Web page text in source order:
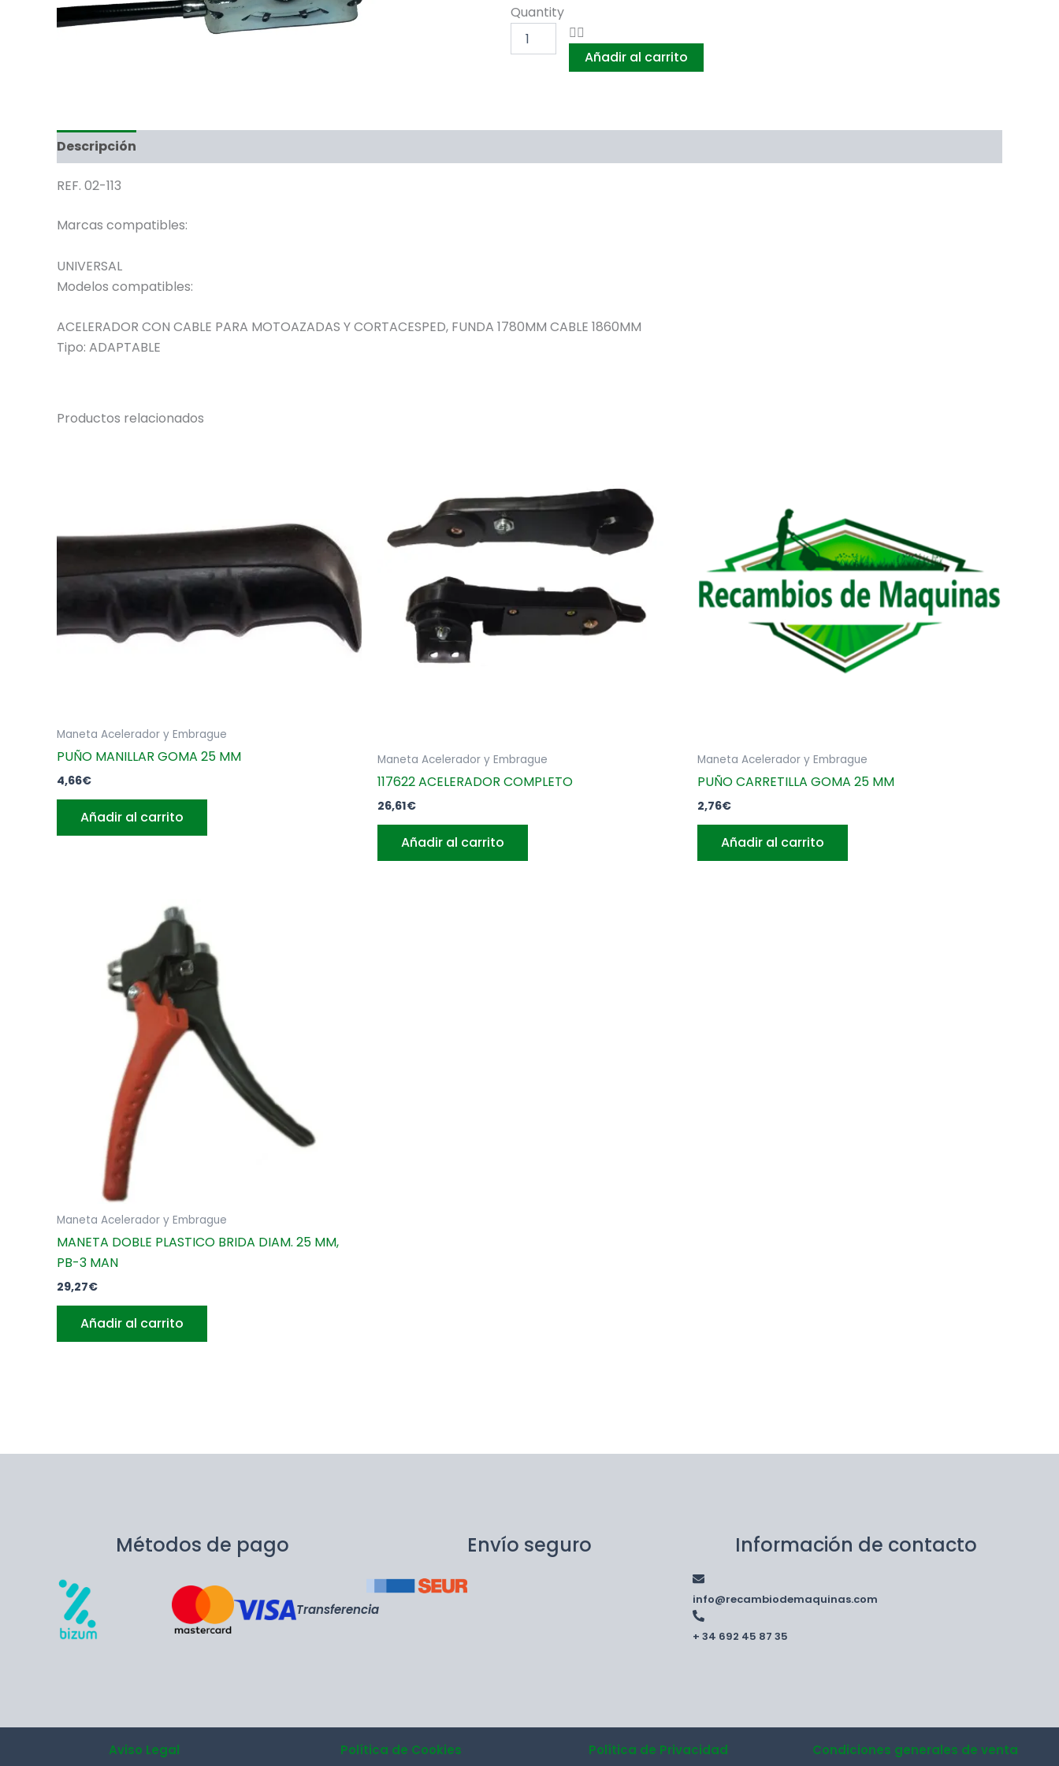
Quantity
ACELERADOR
CON
CABLE
PARA
MOTOAZADAS
1860MM,
Añadir al carrito
Descripción
REF. 02-113
Marcas compatibles:
UNIVERSAL
Modelos compatibles:
ACELERADOR CON CABLE PARA MOTOAZADAS Y CORTACESPED, FUNDA 1780MM CABLE 1860MM
Tipo: ADAPTABLE
Productos relacionados
Maneta Acelerador y Embrague
PUÑO MANILLAR GOMA 25 MM
4,66€
Añadir al carrito
Maneta Acelerador y Embrague
117622 ACELERADOR COMPLETO
26,61€
Añadir al carrito
Maneta Acelerador y Embrague
PUÑO CARRETILLA GOMA 25 MM
2,76€
Añadir al carrito
Maneta Acelerador y Embrague
MANETA DOBLE PLASTICO BRIDA DIAM. 25 MM,
PB-3 MAN
29,27€
Añadir al carrito
Métodos de pago
Transferencia
Envío seguro Información de contacto
info@recambiodemaquinas.com
+ 34 692 45 87 35
Aviso Legal Política de Cookies Política de Privacidad Condiciones generales de venta